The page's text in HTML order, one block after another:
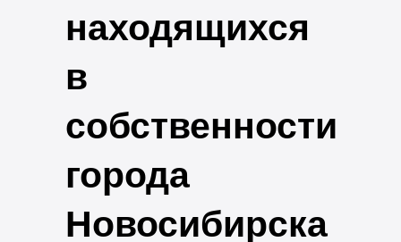
находящихся
в
собственности
города
Новосибирска